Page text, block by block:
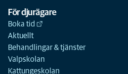
För djurägare
Boka tid
Aktuellt
Behandlingar & tjänster
Valpskolan
Kattungeskolan